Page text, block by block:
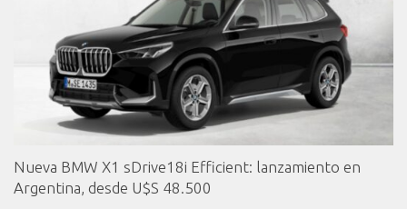
Nueva BMW X1 sDrive18i Efficient: lanzamiento en
Argentina, desde U$S 48.500